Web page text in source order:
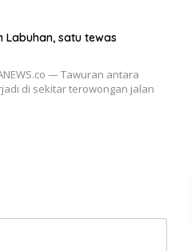
Labuhan, satu tewas
— Tawuran antara
di sekitar terowongan jalan